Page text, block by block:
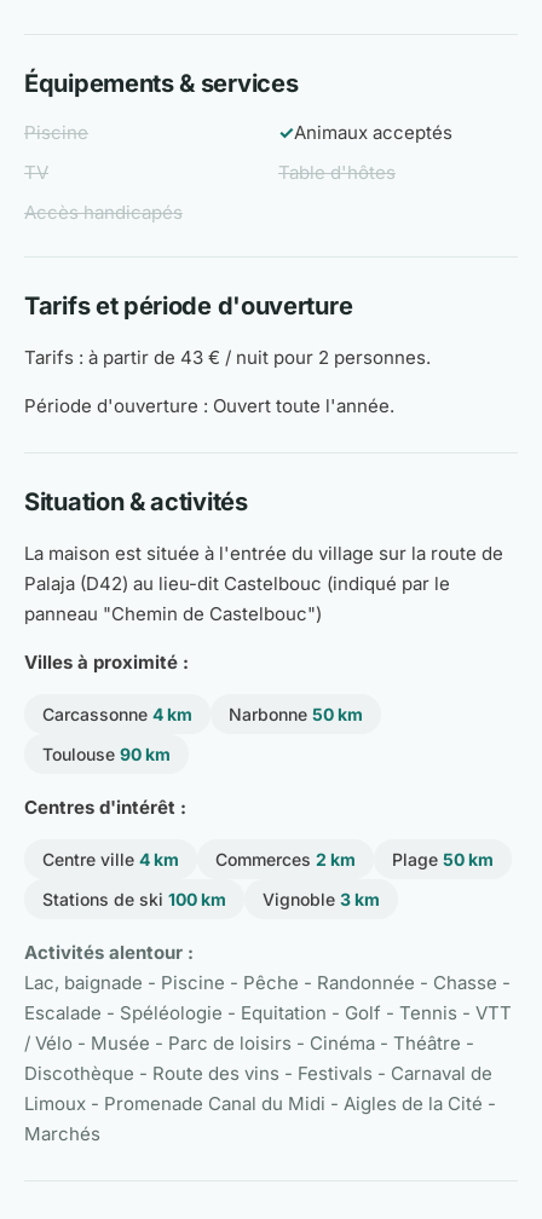
Équipements & services
Piscine ✓Animaux acceptés
TV
Table d'hôtes
Accès handicapés
Tarifs et période d'ouverture
Tarifs : à partir de 43 € / nuit pour 2 personnes.
Période d'ouverture : Ouvert toute l'année.
Situation & activités
La maison est située à l'entrée du village sur la route de
Palaja (D42) au lieu-dit Castelbouc (indiqué par le
panneau "Chemin de Castelbouc")
Villes à proximité :
Carcassonne 4 km Narbonne 50 km
Toulouse 90 km
Centres d'intérêt :
Centre ville 4 km Commerces 2 km Plage 50 km
Stations de ski 100 km Vignoble 3 km
Activités alentour :
Lac, baignade - Piscine - Pêche - Randonnée - Chasse -
Escalade - Spéléologie - Equitation - Golf - Tennis - VTT
/ Vélo - Musée - Parc de loisirs - Cinéma - Théâtre -
Discothèque - Route des vins - Festivals - Carnaval de
Limoux - Promenade Canal du Midi - Aigles de la Cité -
Marchés